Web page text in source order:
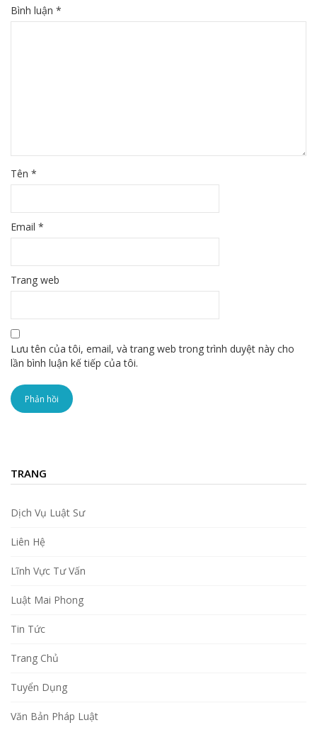
Bình luận *
Tên *
Email *
Trang web
Lưu tên của tôi, email, và trang web trong trình duyệt này cho
lần bình luận kế tiếp của tôi.
TRANG
Dịch Vụ Luật Sư
Liên Hệ
Lĩnh Vực Tư Vấn
Luật Mai Phong
Tin Tức
Trang Chủ
Tuyển Dụng
Văn Bản Pháp Luật